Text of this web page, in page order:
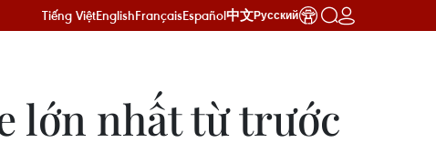
Tiếng ViệtEnglishFrançaisEspañol中文Русский
lớn nhất từ trước